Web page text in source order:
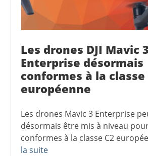
Les drones DJI Mavic 3
Enterprise désormais
conformes à la classe
européenne
Les drones Mavic 3 Enterprise
désormais être mis à niveau
conformes à la classe C2
la suite